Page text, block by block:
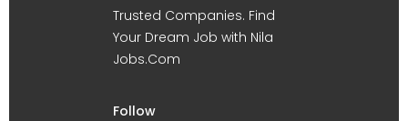
Trusted Companies. Find
Your Dream Job with Nila
Jobs.Com
Follow